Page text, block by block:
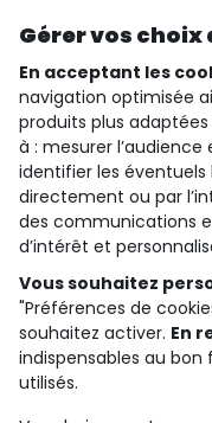
qui sommes-nous ?
besoin d'aide ?
le club fidélité
notre catalogue
Conditions générales de
Conditions d’utilisation
Politique de confidentialité
Gérer vos choix
En acceptant les
navigation optimisée
produits plus
à : mesurer
identifier les
directement ou par
des communications
d’intérêt et
Vous souhaitez
"Préférences de
souhaitez activer. En
indispensables au
utilisés.